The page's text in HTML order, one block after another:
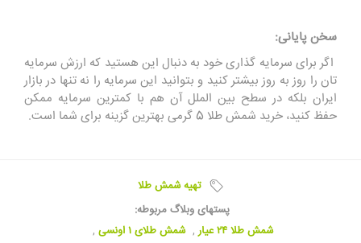
سخن پایانی:
اگر برای سرمایه ‌گذاری خود به دنبال این هستید که ارزش سرمایه
تان را روز به ‌روز بیشتر کنید و بتوانید این سرمایه را نه ‌تنها در بازار
ایران بلکه در سطح بین ‌الملل آن هم با کمترین سرمایه ممکن
حفظ کنید، خرید شمش طلا 5 گرمی بهترین گزینه برای شما است.
تهیه شمش طلا
پستهای وبلاگ مربوطه:
شمش طلا ۲۴ عیار
, شمش طلای ۱ اونسی
,